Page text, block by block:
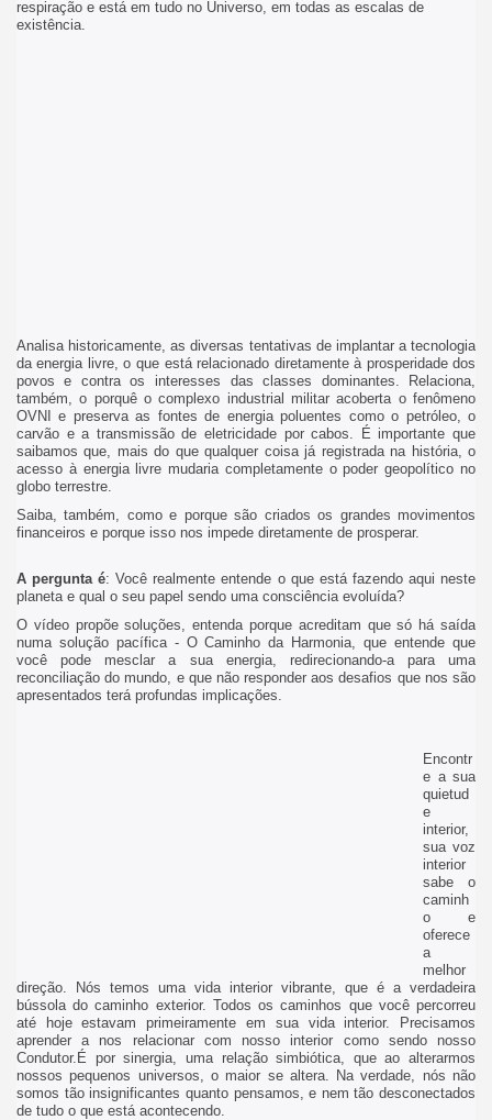
respiração e está em tudo no Universo, em todas as escalas de
existência.
Analisa historicamente, as diversas tentativas de implantar a tecnologia
da energia livre, o que está relacionado diretamente à prosperidade dos
povos e contra os interesses das classes dominantes. Relaciona,
também, o porquê o complexo industrial militar acoberta o fenômeno
OVNI e preserva as fontes de energia poluentes como o petróleo, o
carvão e a transmissão de eletricidade por cabos. É importante que
saibamos que, mais do que qualquer coisa já registrada na história, o
acesso à energia livre mudaria completamente o poder geopolítico no
globo terrestre.
Saiba, também, como e porque são criados os grandes movimentos
financeiros e porque isso nos impede diretamente de prosperar.
A pergunta é: Você realmente entende o que está fazendo aqui neste
planeta e qual o seu papel sendo uma consciência evoluída?
O vídeo propõe soluções, entenda porque acreditam que só há saída
numa solução pacífica - O Caminho da Harmonia, que entende que
você pode mesclar a sua energia, redirecionando-a para uma
reconciliação do mundo, e que não responder aos desafios que nos são
apresentados terá profundas implicações.
Encontr
e a sua
quietud
e
interior,
sua voz
interior
sabe o
caminh
o e
oferece
a
melhor
direção. Nós temos uma vida interior vibrante, que é a verdadeira
bússola do caminho exterior. Todos os caminhos que você percorreu
até hoje estavam primeiramente em sua vida interior. Precisamos
aprender a nos relacionar com nosso interior como sendo nosso
Condutor.É por sinergia, uma relação simbiótica, que ao alterarmos
nossos pequenos universos, o maior se altera. Na verdade, nós não
somos tão insignificantes quanto pensamos, e nem tão desconectados
de tudo o que está acontecendo.